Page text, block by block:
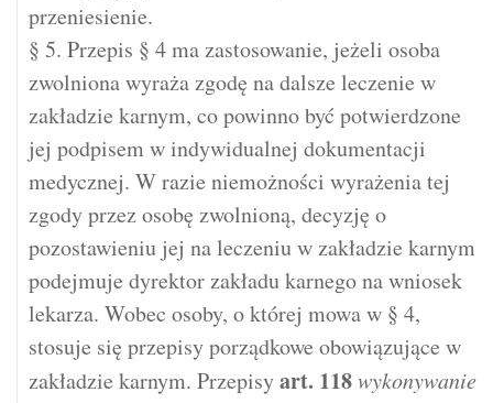
przeniesienie.
§ 5. Przepis § 4 ma zastosowanie, jeżeli osoba
zwolniona wyraża zgodę na dalsze leczenie w
zakładzie karnym, co powinno być potwierdzone
jej podpisem w indywidualnej dokumentacji
medycznej. W razie niemożności wyrażenia tej
zgody przez osobę zwolnioną, decyzję o
pozostawieniu jej na leczeniu w zakładzie karnym
podejmuje dyrektor zakładu karnego na wniosek
lekarza. Wobec osoby, o której mowa w § 4,
stosuje się przepisy porządkowe obowiązujące w
zakładzie karnym. Przepisyart. 118wykonywanie